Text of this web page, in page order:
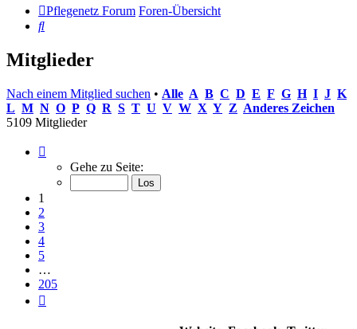
Pflegenetz Forum Foren-Übersicht
Suche
Mitglieder
Nach einem Mitglied suchen • Alle A B C D E F G H I J K
L M N O P Q R S T U V W X Y Z Anderes Zeichen
5109 Mitglieder
von
Gehe zu Seite:
1
2
3
4
5
…
205